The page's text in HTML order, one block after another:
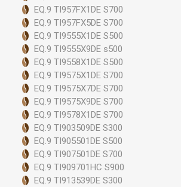
EQ.9 TI957FX1DE S700
EQ.9 TI957FX5DE S700
EQ.9 TI9555X1DE S500
EQ.9 TI9555X9DE s500
EQ.9 TI9558X1DE S500
EQ.9 TI9575X1DE S700
EQ.9 TI9575X7DE S700
EQ.9 TI9575X9DE S700
EQ.9 TI9578X1DE S700
EQ.9 TI903509DE S300
EQ.9 TI905501DE S500
EQ.9 TI907501DE S700
EQ.9 TI909701HC S900
EQ.9 TI913539DE S300